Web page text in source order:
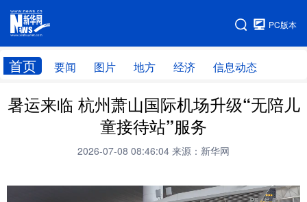
PC版本
首页 要闻 图片 地方 经济 信息动态
网站地图
首页 学习进行时
暑运来临 杭州萧山国际机场升级“无陪儿
童接待站”服务
2026-07-08 08:46:04 来源：新华网